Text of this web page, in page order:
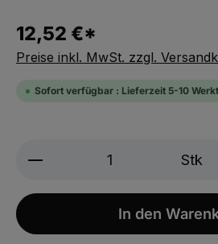
12,52 €*
Preise inkl. MwSt. zzgl.
Sofort verfügbar : Lieferzeit 5-10
Produkt Anzahl: Gib
Stk
In den